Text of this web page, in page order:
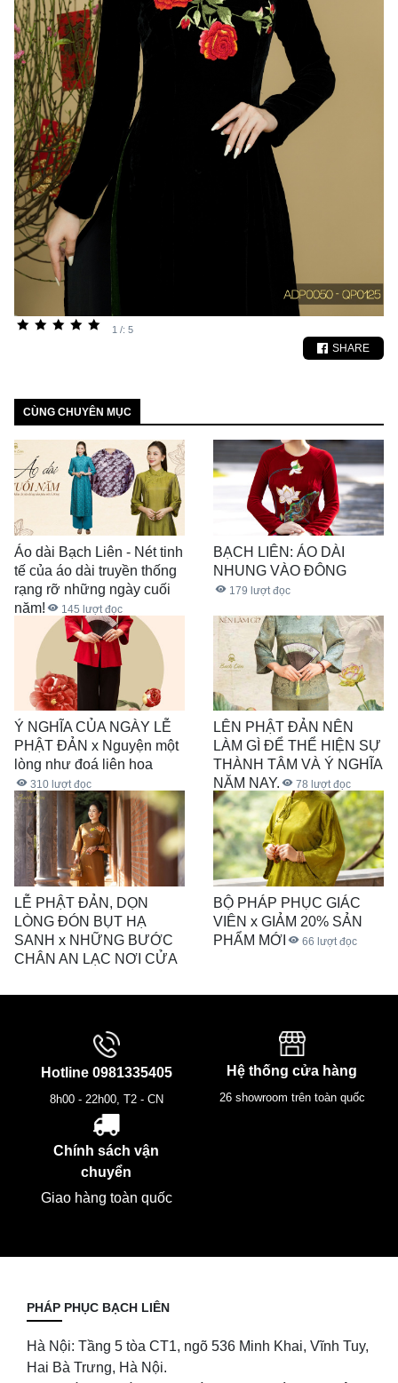
1 /: 5
SHARE
CÙNG CHUYÊN MỤC
Áo dài Bạch Liên - Nét tinh
tế của áo dài truyền thống
rạng rỡ những ngày cuối
năm!
145 lượt đọc
BẠCH LIÊN: ÁO DÀI
NHUNG VÀO ĐÔNG
179 lượt đọc
Ý NGHĨA CỦA NGÀY LỄ
PHẬT ĐẢN x Nguyện một
lòng như đoá liên hoa
310 lượt đọc
LÊN PHẬT ĐẢN NÊN
LÀM GÌ ĐỂ THỂ HIỆN SỰ
THÀNH TÂM VÀ Ý NGHĨA
NĂM NAY.
78 lượt đọc
LỄ PHẬT ĐẢN, DỌN
LÒNG ĐÓN BỤT HẠ
SANH x NHỮNG BƯỚC
CHÂN AN LẠC NƠI CỬA
BỘ PHÁP PHỤC GIÁC
VIÊN x GIẢM 20% SẢN
PHẨM MỚI
66 lượt đọc
Hotline 0981335405
8h00 - 22h00, T2 - CN
Hệ thống cửa hàng
26 showroom trên toàn quốc
Chính sách vận
chuyển
Giao hàng toàn quốc
PHÁP PHỤC BẠCH LIÊN
Hà Nội: Tầng 5 tòa CT1, ngõ 536 Minh Khai, Vĩnh Tuy,
Hai Bà Trưng, Hà Nội.